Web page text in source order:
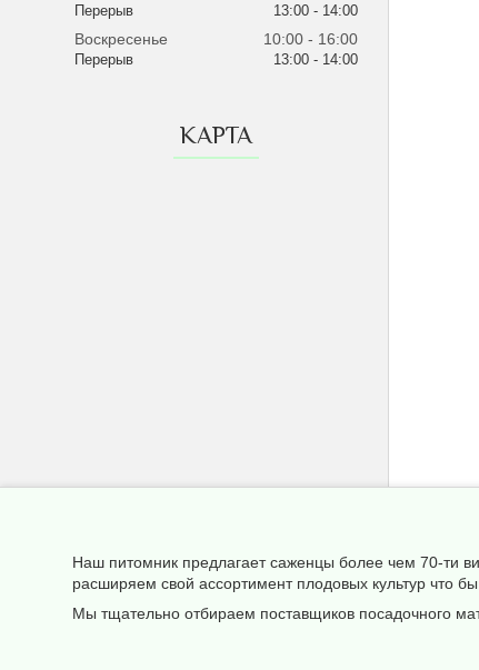
13:00 14:00
Воскресенье 10:00 16:00
13:00 14:00
КАРТА
Наш питомник предлагает саженцы более чем 70-ти
расширяем свой ассортимент плодовых культур что
Мы тщательно отбираем поставщиков посадочного